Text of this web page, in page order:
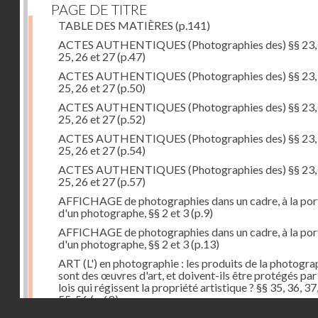
PAGE DE TITRE
TABLE DES MATIÈRES (p.141)
ACTES AUTHENTIQUES (Photographies des) §§
25, 26 et 27(p.47)
ACTES AUTHENTIQUES (Photographies des) §§
25, 26 et 27(p.50)
ACTES AUTHENTIQUES (Photographies des) §§
25, 26 et 27(p.52)
ACTES AUTHENTIQUES (Photographies des) §§
25, 26 et 27(p.54)
ACTES AUTHENTIQUES (Photographies des) §§
25, 26 et 27(p.57)
AFFICHAGE de photographies dans un cadre, à la
d'un photographe, §§ 2 et 3(p.9)
AFFICHAGE de photographies dans un cadre, à la
d'un photographe, §§ 2 et 3(p.13)
ART (L') en photographie : les produits de la
sont des œuvres d'art, et doivent-ils être protégés par
lois qui régissent la propriété artistique ? §§ 35, 36,
55, 56(p.68)